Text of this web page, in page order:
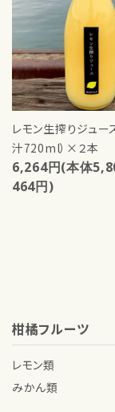
レモン生搾りジュー
汁720ml）×２本
6,264円(本体
464円)
柑橘フルーツ
レモン類
みかん類